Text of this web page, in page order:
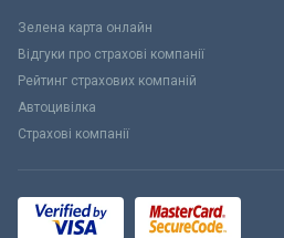
Зелена карта онлайн
Відгуки про страхові компанії
Рейтинг страхових компаній
Автоцивілка
Страхові компанії